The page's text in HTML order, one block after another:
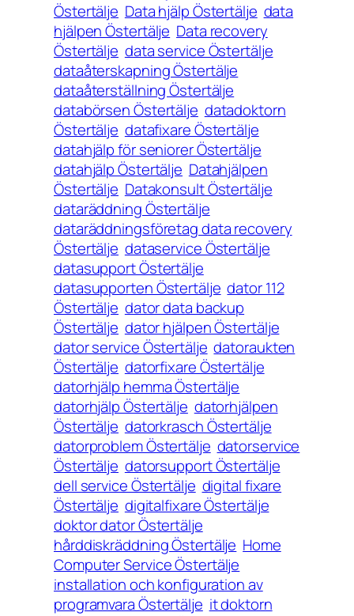
Östertälje Data hjälp Östertälje data
hjälpen Östertälje Data recovery
Östertälje data service Östertälje
dataåterskapning Östertälje
dataåterställning Östertälje
databörsen Östertälje datadoktorn
Östertälje datafixare Östertälje
datahjälp för seniorer Östertälje
datahjälp Östertälje Datahjälpen
Östertälje Datakonsult Östertälje
dataräddning Östertälje
dataräddningsföretag data recovery
Östertälje dataservice Östertälje
datasupport Östertälje
datasupporten Östertälje dator 112
Östertälje dator data backup
Östertälje dator hjälpen Östertälje
dator service Östertälje datoraukten
Östertälje datorfixare Östertälje
datorhjälp hemma Östertälje
datorhjälp Östertälje datorhjälpen
Östertälje datorkrasch Östertälje
datorproblem Östertälje datorservice
Östertälje datorsupport Östertälje
dell service Östertälje digital fixare
Östertälje digitalfixare Östertälje
doktor dator Östertälje
hårddiskräddning Östertälje Home
Computer Service Östertälje
installation och konfiguration av
programvara Östertälje it doktorn